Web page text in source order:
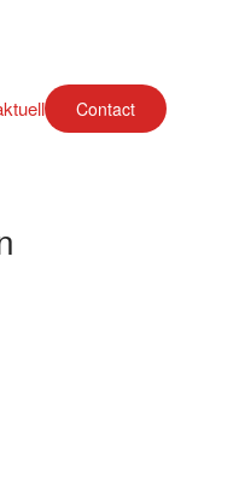
Contact